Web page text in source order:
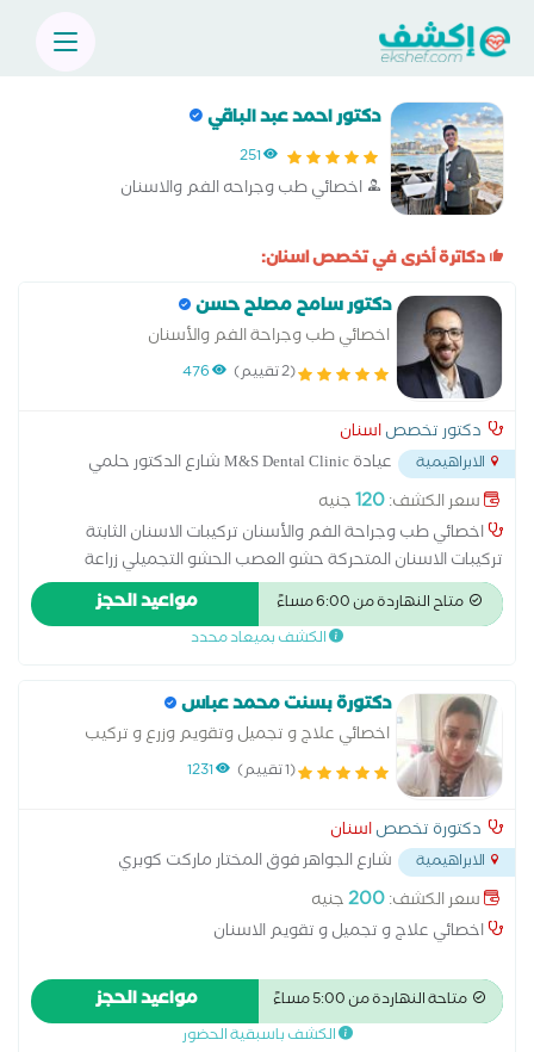
دكتور احمد عبد الباقي
251
اخصائي طب وجراحه الفم والاسنان
دكاترة أخرى في تخصص اسنان:
دكتور سامح مصلح حسن
اخصائي طب وجراحة الفم والأسنان
(2 تقييم) 476
دكتور تخصصاسنان
الابراهيمية
عيادة M&S Dental Clinic شارع الدكتور حلمي
بهجت بدوي...
سعر الكشف:120جنيه
اخصائي طب وجراحة الفم والأسنان تركيبات الاسنان الثابتة
تركيبات الاسنان المتحركة حشو العصب الحشو التجميلي زراعة
الأسنان علاج اللثة تنظيف الجير وتلميع الاسنان تبييض الاسنان بالليزر
خلع الاسنان الخلع الجراحي طب أسنان الاطفال أشعة الاسنان
بالسينسور مجانا داخل العيادة
متاح النهاردة من 6:00 مساءً مواعيد الحجز
الكشف بميعاد محدد
دكتورة بسنت محمد عباس
اخصائي علاج و تجميل وتقويم وزرع و تركيب
الاسنان
(1 تقييم) 1231
دكتورة تخصصاسنان
الابراهيمية
شارع الجواهر فوق المختار ماركت كوبري
الابراهيمية...
سعر الكشف:200جنيه
اخصائي علاج و تجميل و تقويم الاسنان
متاحة النهاردة من 5:00 مساءً مواعيد الحجز
الكشف باسبقية الحضور